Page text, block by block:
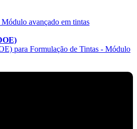
avançado em tintas
para Formulação de Tintas - Módulo